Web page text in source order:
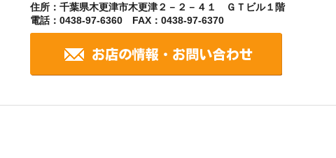
住所：千葉県木更津市木更津２－２－４１ ＧＴビル１階
電話：0438-97-6360 FAX：0438-97-6370